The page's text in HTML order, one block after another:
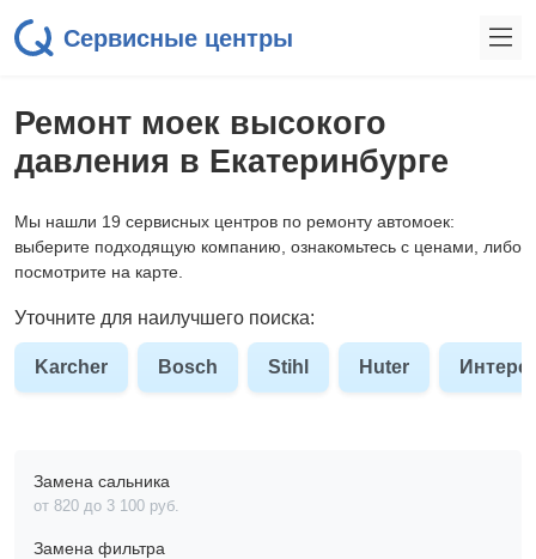
Сервисные центры
Ремонт моек высокого
давления в Екатеринбурге
Мы нашли 19 сервисных центров по ремонту автомоек:
выберите подходящую компанию, ознакомьтесь с ценами, либо
посмотрите на карте.
Уточните для наилучшего поиска:
Karcher Bosch Stihl Huter
Замена сальника
от 820 до 3 100 pyб.
Замена фильтра